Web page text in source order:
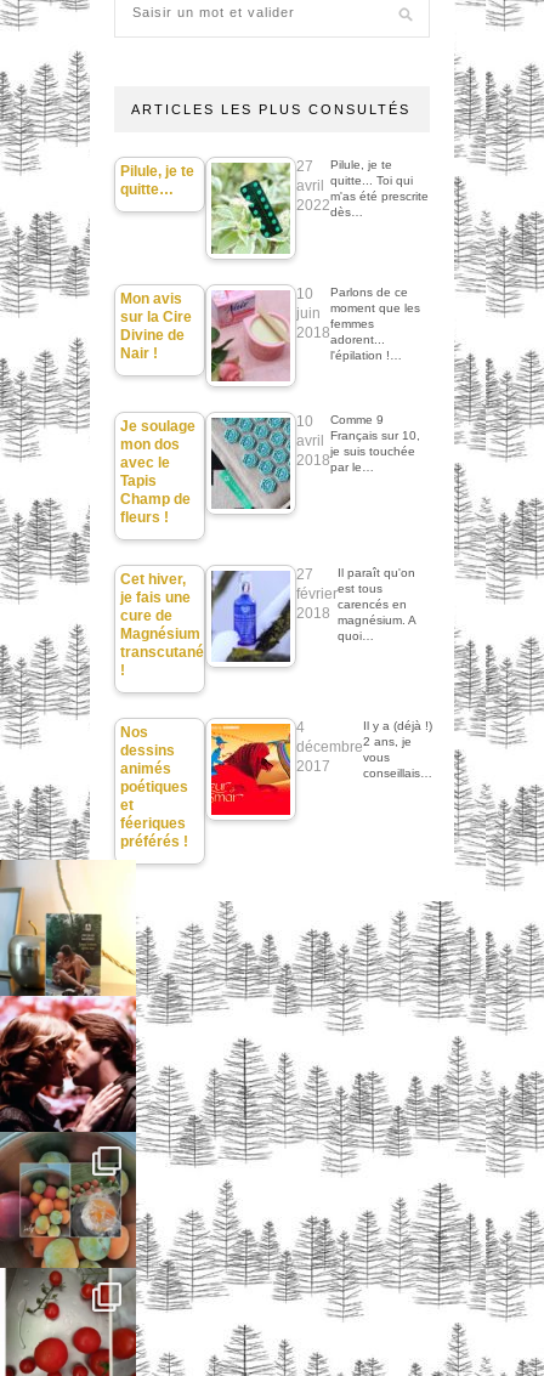
ARTICLES LES PLUS CONSULTÉS
Pilule, je te
quitte…
27
avril
2022
Pilule, je te
quitte... Toi qui
m'as été prescrite
dès…
Mon avis
sur la Cire
Divine de
Nair !
10
juin
2018
Parlons de ce
moment que les
femmes
adorent...
l'épilation !…
Je soulage
mon dos
avec le
Tapis
Champ de
fleurs !
10
avril
2018
Comme 9
Français sur 10,
je suis touchée
par le…
Cet hiver,
je fais une
cure de
Magnésium
transcutané
!
27
février
2018
Il paraît qu'on
est tous
carencés en
magnésium. A
quoi…
Nos
dessins
animés
poétiques
et
féeriques
préférés !
4
décembre
2017
Il y a (déjà !)
2 ans, je
vous
conseillais…